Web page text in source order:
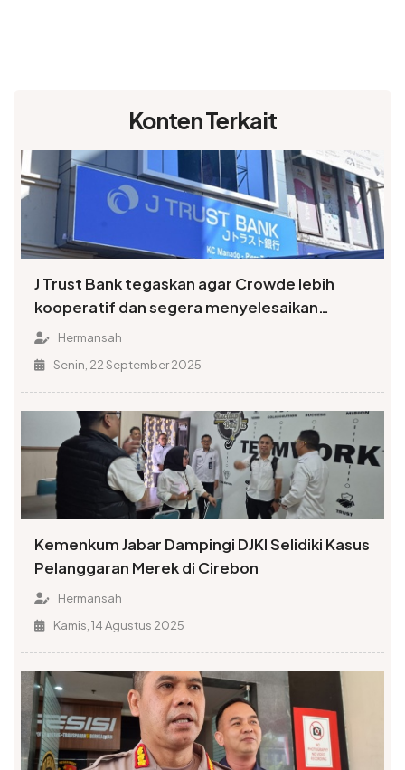
Konten Terkait
J Trust Bank tegaskan agar Crowde lebih
kooperatif dan segera menyelesaikan
kewajibannya
Hermansah
Senin, 22 September 2025
Kemenkum Jabar Dampingi DJKI Selidiki Kasus
Pelanggaran Merek di Cirebon
Hermansah
Kamis, 14 Agustus 2025